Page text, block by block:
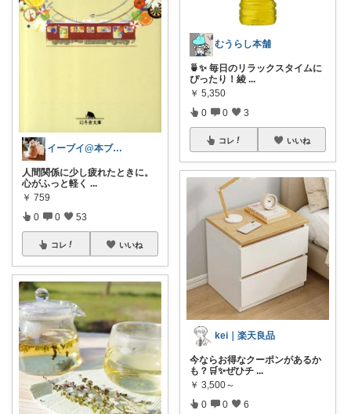
イーブイ@本ブログ📖
人間関係に少し疲れたときに。
心がふっと軽く ...
￥ 759
0 0 53
コレ いいね
むうらし本舗
🍵✨ 毎日のリラックスタイムに
ぴったり！綾 ...
￥ 5,350
0 0 3
コレ いいね
kei｜楽天良品
今ならお得なクーポンがあるか
も？🛒✨ぜひチ ...
￥ 3,500～
0 0 6